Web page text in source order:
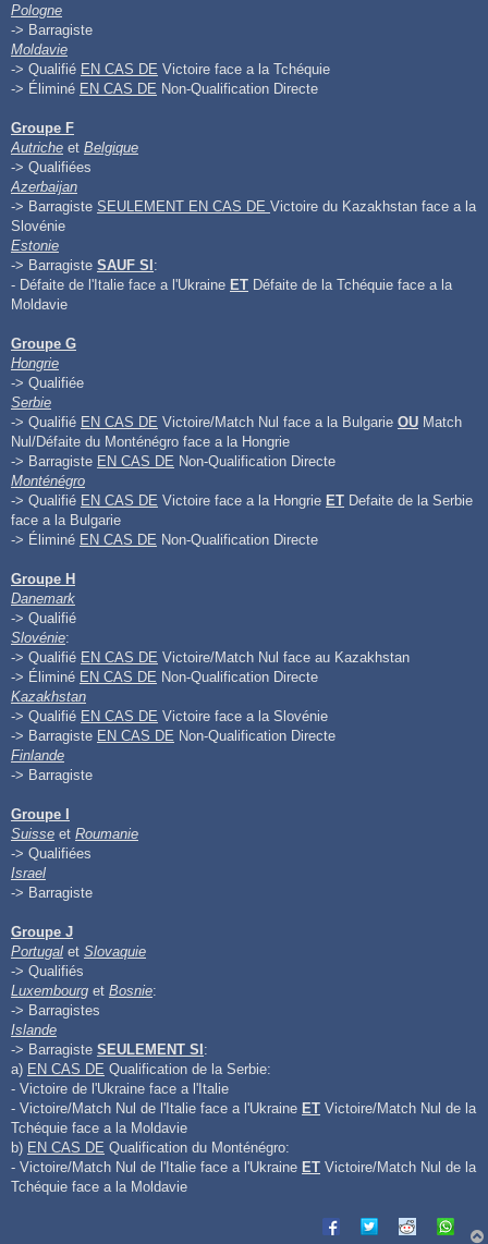
Pologne
-> Barragiste
Moldavie
-> Qualifié EN CAS DE Victoire face a la Tchéquie
-> Éliminé EN CAS DE Non-Qualification Directe
Groupe F
Autriche et Belgique
-> Qualifiées
Azerbaijan
-> Barragiste SEULEMENT EN CAS DE Victoire du Kazakhstan face a la
Slovénie
Estonie
-> Barragiste SAUF SI :
- Défaite de l'Italie face a l'Ukraine ET Défaite de la Tchéquie face a la
Moldavie
Groupe G
Hongrie
-> Qualifiée
Serbie
-> Qualifié EN CAS DE Victoire/Match Nul face a la Bulgarie OU Match
Nul/Défaite du Monténégro face a la Hongrie
-> Barragiste EN CAS DE Non-Qualification Directe
Monténégro
-> Qualifié EN CAS DE Victoire face a la Hongrie ET Defaite de la Serbie
face a la Bulgarie
-> Éliminé EN CAS DE Non-Qualification Directe
Groupe H
Danemark
-> Qualifié
Slovénie:
-> Qualifié EN CAS DE Victoire/Match Nul face au Kazakhstan
-> Éliminé EN CAS DE Non-Qualification Directe
Kazakhstan
-> Qualifié EN CAS DE Victoire face a la Slovénie
-> Barragiste EN CAS DE Non-Qualification Directe
Finlande
-> Barragiste
Groupe I
Suisse et Roumanie
-> Qualifiées
Israel
-> Barragiste
Groupe J
Portugal et Slovaquie
-> Qualifiés
Luxembourg et Bosnie:
-> Barragistes
Islande
-> Barragiste SEULEMENT SI :
a) EN CAS DE Qualification de la Serbie:
- Victoire de l'Ukraine face a l'Italie
- Victoire/Match Nul de l'Italie face a l'Ukraine ET Victoire/Match Nul de la
Tchéquie face a la Moldavie
b) EN CAS DE Qualification du Monténégro:
- Victoire/Match Nul de l'Italie face a l'Ukraine ET Victoire/Match Nul de la
Tchéquie face a la Moldavie